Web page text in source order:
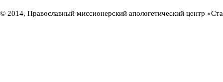
© 2014, Православный миссионерский апологетический центр